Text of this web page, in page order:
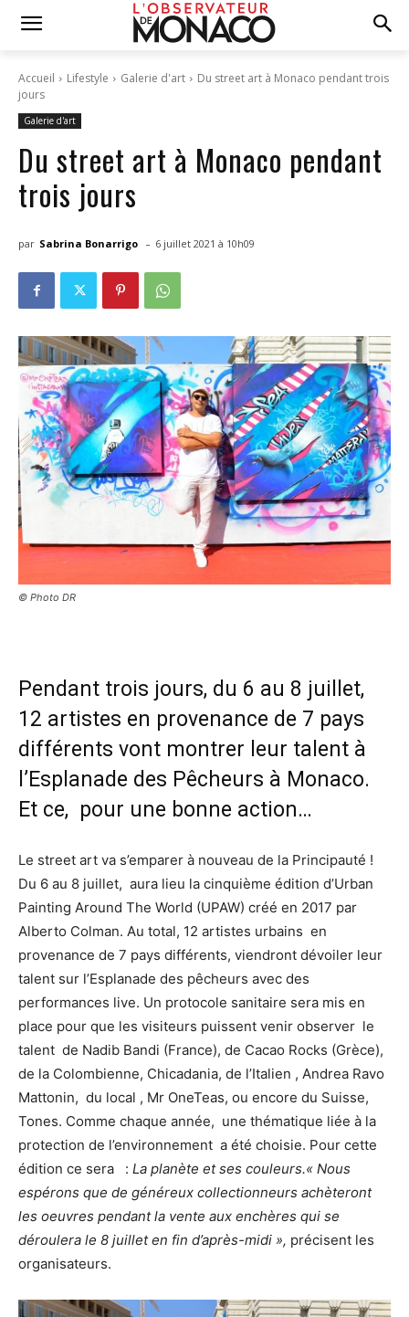
Accueil Lifestyle Galerie d'art
Du street art à Monaco pendant trois
jours
Galerie d'art
Du street art à Monaco pendant
trois jours
par Sabrina Bonarrigo - 6 juillet 2021 à 10h09
© Photo DR
Pendant trois jours, du 6 au 8 juillet,
12 artistes en provenance de 7 pays
différents vont montrer leur talent à
l’Esplanade des Pêcheurs à Monaco.
Et ce, pour une bonne action…
Le street art va s’emparer à nouveau de la Principauté !
Du 6 au 8 juillet, aura lieu la cinquième édition d’Urban
Painting Around The World (UPAW) créé en 2017 par
Alberto Colman. Au total, 12 artistes urbains en
provenance de 7 pays différents, viendront dévoiler leur
talent sur l’Esplanade des pêcheurs avec des
performances live. Un protocole sanitaire sera mis en
place pour que les visiteurs puissent venir observer le
talent de Nadib Bandi (France), de Cacao Rocks (Grèce),
de la Colombienne, Chicadania, de l’Italien , Andrea Ravo
Mattonin, du local , Mr OneTeas, ou encore du Suisse,
Tones. Comme chaque année, une thématique liée à la
protection de l’environnement a été choisie. Pour cette
édition ce sera : La planète et ses couleurs.« Nous
espérons que de généreux collectionneurs achèteront
les oeuvres pendant la vente aux enchères qui se
déroulera le 8 juillet en fin d’après-midi », précisent les
organisateurs.